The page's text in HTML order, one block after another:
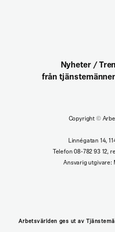
Nyheter /
från
Copyright ©
Linnégatan 14,
Telefon 08-782 93 12,
Ansvarig utgivare:
Arbetsvärlden ges ut av